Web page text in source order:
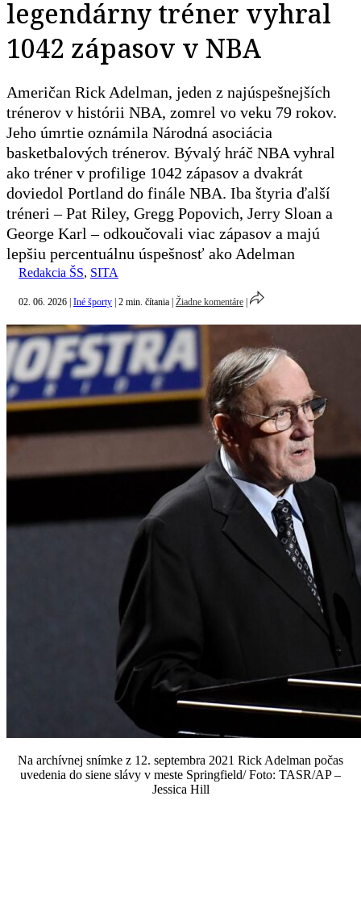
legendárny tréner vyhral
1042 zápasov v NBA
Američan Rick Adelman, jeden z najúspešnejších
trénerov v histórii NBA, zomrel vo veku 79 rokov.
Jeho úmrtie oznámila Národná asociácia
basketbalových trénerov. Bývalý hráč NBA vyhral
ako tréner v profilige 1042 zápasov a dvakrát
doviedol Portland do finále NBA. Iba štyria ďalší
tréneri – Pat Riley, Gregg Popovich, Jerry Sloan a
George Karl – odkoučovali viac zápasov a majú
lepšiu percentuálnu úspešnosť ako Adelman
Redakcia ŠS, SITA
02. 06. 2026 Iné športy 2 min. čítania Žiadne komentáre
Na archívnej snímke z 12. septembra 2021 Rick Adelman počas
uvedenia do siene slávy v meste Springfield/ Foto: TASR/AP –
Jessica Hill